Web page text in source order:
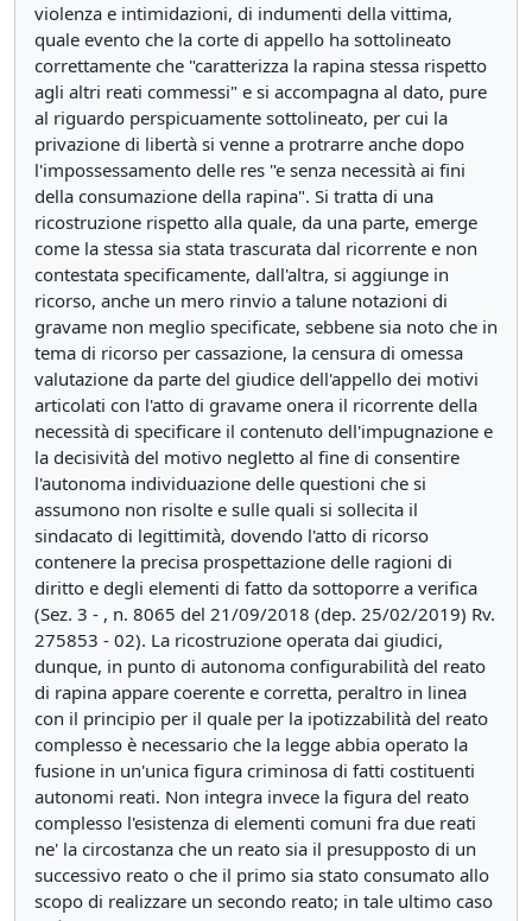
violenza e intimidazioni, di indumenti della vittima,
quale evento che la corte di appello ha sottolineato
correttamente che "caratterizza la rapina stessa rispetto
agli altri reati commessi" e si accompagna al dato, pure
al riguardo perspicuamente sottolineato, per cui la
privazione di libertà si venne a protrarre anche dopo
l'impossessamento delle res "e senza necessità ai fini
della consumazione della rapina". Si tratta di una
ricostruzione rispetto alla quale, da una parte, emerge
come la stessa sia stata trascurata dal ricorrente e non
contestata specificamente, dall'altra, si aggiunge in
ricorso, anche un mero rinvio a talune notazioni di
gravame non meglio specificate, sebbene sia noto che in
tema di ricorso per cassazione, la censura di omessa
valutazione da parte del giudice dell'appello dei motivi
articolati con l'atto di gravame onera il ricorrente della
necessità di specificare il contenuto dell'impugnazione e
la decisività del motivo negletto al fine di consentire
l'autonoma individuazione delle questioni che si
assumono non risolte e sulle quali si sollecita il
sindacato di legittimità, dovendo l'atto di ricorso
contenere la precisa prospettazione delle ragioni di
diritto e degli elementi di fatto da sottoporre a verifica
(Sez. 3 - , n. 8065 del 21/09/2018 (dep. 25/02/2019) Rv.
275853 - 02). La ricostruzione operata dai giudici,
dunque, in punto di autonoma configurabilità del reato
di rapina appare coerente e corretta, peraltro in linea
con il principio per il quale per la ipotizzabilità del reato
complesso è necessario che la legge abbia operato la
fusione in un'unica figura criminosa di fatti costituenti
autonomi reati. Non integra invece la figura del reato
complesso l'esistenza di elementi comuni fra due reati
ne' la circostanza che un reato sia il presupposto di un
successivo reato o che il primo sia stato consumato allo
scopo di realizzare un secondo reato; in tale ultimo caso